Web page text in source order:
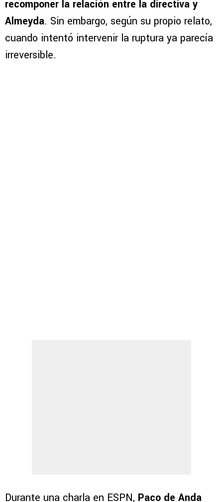
recomponer la relación entre la directiva y
Almeyda. Sin embargo, según su propio relato,
cuando intentó intervenir la ruptura ya parecía
irreversible.
Durante una charla en ESPN, Paco de Anda